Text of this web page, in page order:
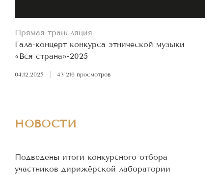
Прямая трансляция
Гала-концерт конкурса этнической музыки
«Вся страна»-2025
04.12.2025 43 216 просмотров
НОВОСТИ
Подведены итоги конкурсного отбора
участников дирижёрской лаборатории